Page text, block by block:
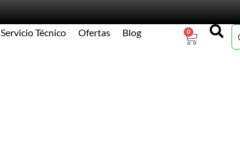
Servicio Técnico Ofertas Blog 0